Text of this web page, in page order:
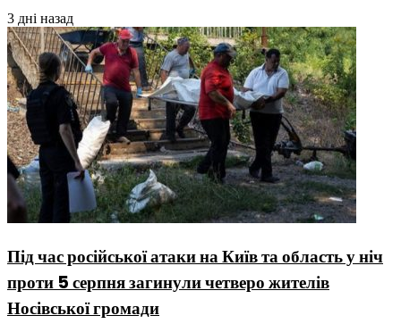
3 дні назад
Під час російської атаки на Київ та область у ніч
проти 5 серпня загинули четверо жителів
Носівської громади